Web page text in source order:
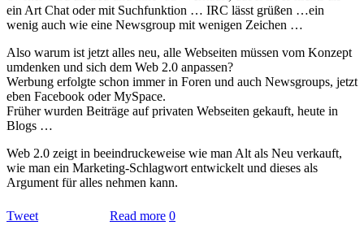
ein Art Chat oder mit Suchfunktion … IRC lässt grüßen …ein
wenig auch wie eine Newsgroup mit wenigen Zeichen …
Also warum ist jetzt alles neu, alle Webseiten müssen vom Konzept
umdenken und sich dem Web 2.0 anpassen?
Werbung erfolgte schon immer in Foren und auch Newsgroups, jetzt
eben Facebook oder MySpace.
Früher wurden Beiträge auf privaten Webseiten gekauft, heute in
Blogs …
Web 2.0 zeigt in beeindruckeweise wie man Alt als Neu verkauft,
wie man ein Marketing-Schlagwort entwickelt und dieses als
Argument für alles nehmen kann.
Tweet Read more 0